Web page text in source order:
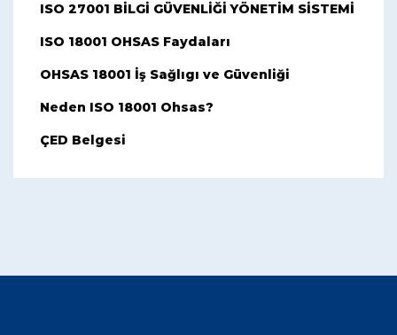
ISO 27001 BİLGİ GÜVENLİĞİ YÖNETİM SİSTEMİ
ISO 18001 OHSAS Faydaları
OHSAS 18001 İş Sağlıgı ve Güvenliği
Neden ISO 18001 Ohsas?
ÇED Belgesi